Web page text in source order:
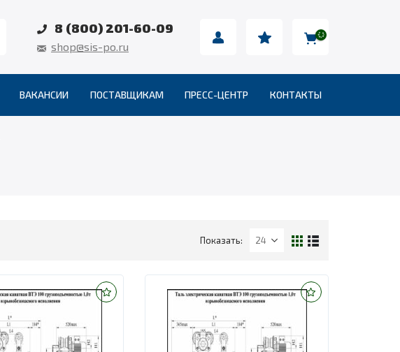
8 (800) 201-60-09
shop@sis-po.ru
ВАКАНСИИ ПОСТАВЩИКАМ ПРЕСС-ЦЕНТР КОНТАКТЫ
Показать: